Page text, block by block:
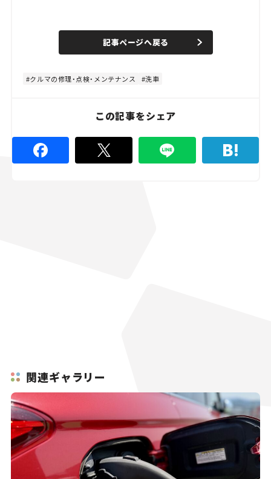
n
e
d
8
%
記事ページへ戻る
クルマの修理・点検・メンテナンス 洗車
この記事をシェア
関連ギャラリー